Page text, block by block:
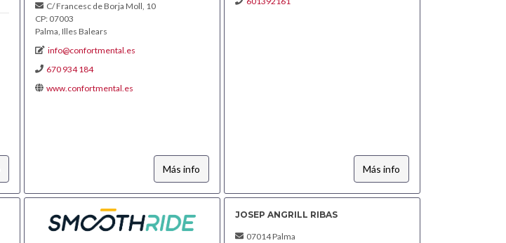
C/ Francesc de Borja Moll, 10
CP: 07003
Palma, Illes Balears
info@confortmental.es
670 934 184
www.confortmental.es
Más info Más info
JOSEP ANGRILL RIBAS
07014 Palma